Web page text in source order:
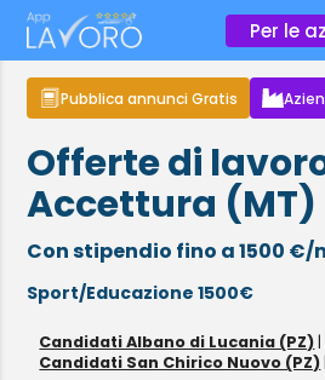
Per le
Pubblica annunci Gratis
Offerte di
Accettura (MT)
Con stipendio fino a 1500 €/
Sport/Educazione 1500€
Candidati Albano di Lucania (PZ) |
Candidati San Chirico Nuovo (PZ)